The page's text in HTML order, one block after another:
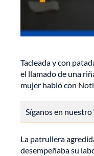
Tacleada y con
el llamado de una
mujer habló con
Síganos en nuestro
La patrullera
desempeñaba su